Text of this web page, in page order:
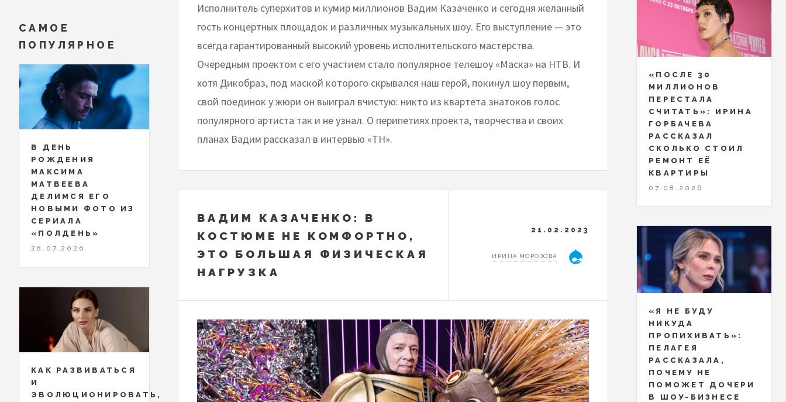
Исполнитель суперхитов и кумир миллионов Вадим Казаченко и сегодня желанный
гость концертных площадок и различных музыкальных шоу. Его выступление — это
всегда гарантированный высокий уровень исполнительского мастерства.
Очередным проектом с его участием стало популярное телешоу «Маска» на НТВ. И
хотя Дикобраз, под маской которого скрывался наш герой, покинул шоу первым,
свой поединок у жюри он выиграл вчистую: никто из квартета знатоков голос
популярного артиста так и не узнал. О перипетиях проекта, творчества и своих
планах Вадим рассказал в интервью «ТН».
ВАДИМ КАЗАЧЕНКО: В
КОСТЮМЕ НЕ КОМФОРТНО,
ЭТО БОЛЬШАЯ ФИЗИЧЕСКАЯ
НАГРУЗКА
21.02.2023
ИРИНА МОРОЗОВА
САМОЕ
ПОПУЛЯРНОЕ
В ДЕНЬ
РОЖДЕНИЯ
МАКСИМА
МАТВЕЕВА
ДЕЛИМСЯ ЕГО
НОВЫМИ ФОТО ИЗ
СЕРИАЛА
«ПОЛДЕНЬ»
28.07.2026
КАК РАЗВИВАТЬСЯ
И
ЭВОЛЮЦИОНИРОВАТЬ,
«ПОСЛЕ 30
МИЛЛИОНОВ
ПЕРЕСТАЛА
СЧИТАТЬ»: ИРИНА
ГОРБАЧЕВА
РАССКАЗАЛ
СКОЛЬКО СТОИЛ
РЕМОНТ ЕЁ
КВАРТИРЫ
07.08.2026
«Я НЕ БУДУ
НИКУДА
ПРОПИХИВАТЬ»:
ПЕЛАГЕЯ
РАССКАЗАЛА,
ПОЧЕМУ НЕ
ПОМОЖЕТ ДОЧЕРИ
В ШОУ-БИЗНЕСЕ